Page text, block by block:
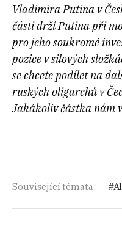
Vladimira Putina v
části drží Putina při
pro jeho soukromé
pozice v silových
se chcete podílet na
ruských oligarchů v
Jakákoliv částka nám
Související témata: